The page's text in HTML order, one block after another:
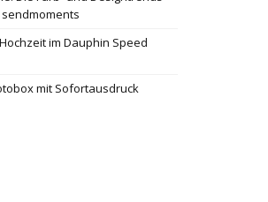
sendmoments
im Dauphin Speed
mit Sofortausdruck